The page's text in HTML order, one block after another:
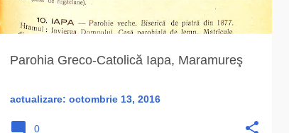
Parohia Greco-Catolică Iapa, Maramureş
actualizare: octombrie 13, 2016
0